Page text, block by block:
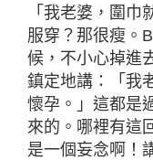
「我老婆，圍
服穿？那很瘦。
候，不小心掉進
鎮定地講：「我
懷孕。」這都是
來的。哪裡有這
是一個妄念啊！